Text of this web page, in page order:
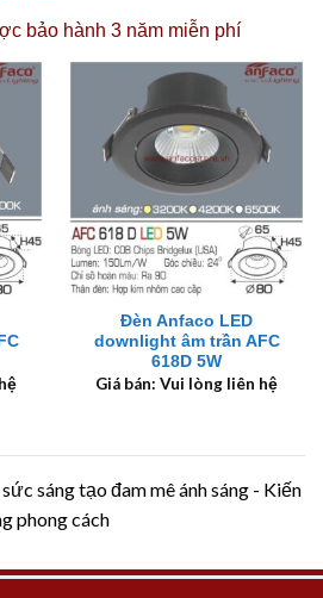
bảo hành 3 năm miễn phí
Đèn Anfaco LED
downlight âm trần AFC
618D 5W
Giá bán: Vui lòng liên hệ
sáng tạo đam mê ánh sáng - Kiến
phong cách